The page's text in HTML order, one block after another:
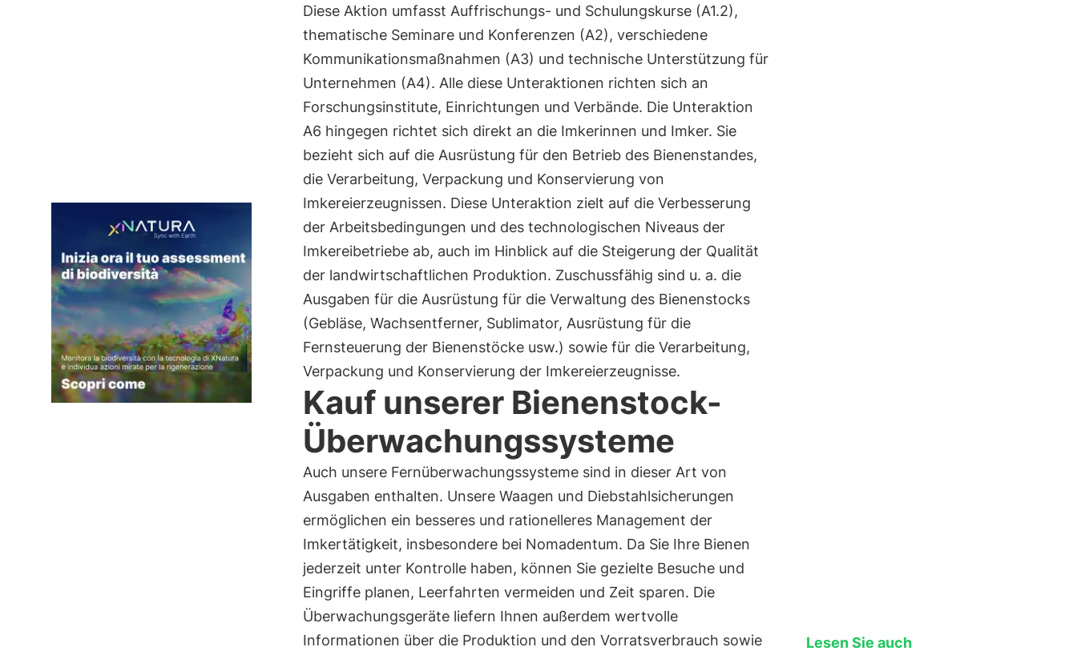
Diese Aktion umfasst Auffrischungs- und Schulungskurse (A1.2),
thematische Seminare und Konferenzen (A2), verschiedene
Kommunikationsmaßnahmen (A3) und technische Unterstützung für
Unternehmen (A4). Alle diese Unteraktionen richten sich an
Forschungsinstitute, Einrichtungen und Verbände. Die Unteraktion
A6 hingegen richtet sich direkt an die Imkerinnen und Imker. Sie
bezieht sich auf die Ausrüstung für den Betrieb des Bienenstandes,
die Verarbeitung, Verpackung und Konservierung von
Imkereierzeugnissen. Diese Unteraktion zielt auf die Verbesserung
der Arbeitsbedingungen und des technologischen Niveaus der
Imkereibetriebe ab, auch im Hinblick auf die Steigerung der Qualität
der landwirtschaftlichen Produktion. Zuschussfähig sind u. a. die
Ausgaben für die Ausrüstung für die Verwaltung des Bienenstocks
(Gebläse, Wachsentferner, Sublimator, Ausrüstung für die
Fernsteuerung der Bienenstöcke usw.) sowie für die Verarbeitung,
Verpackung und Konservierung der Imkereierzeugnisse.
Kauf unserer Bienenstock-
Überwachungssysteme
Auch unsere Fernüberwachungssysteme sind in dieser Art von
Ausgaben enthalten. Unsere Waagen und Diebstahlsicherungen
ermöglichen ein besseres und rationelleres Management der
Imkertätigkeit, insbesondere bei Nomadentum. Da Sie Ihre Bienen
jederzeit unter Kontrolle haben, können Sie gezielte Besuche und
Eingriffe planen, Leerfahrten vermeiden und Zeit sparen. Die
Überwachungsgeräte liefern Ihnen außerdem wertvolle
Informationen über die Produktion und den Vorratsverbrauch sowie
Lesen Sie auch